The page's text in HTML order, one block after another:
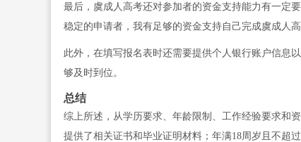
最后，虞成人高考还对参加者的资金支持能力有一定
稳定的申请者，我有足够的资金支持自己完成虞成人高
此外，在填写报名表时还需要提供个人银行账户信息
够及时到位。
总结
综上所述，从学历要求、年龄限制、工作经验要求和
提供了相关证书和毕业证明材料；年满18周岁且不超